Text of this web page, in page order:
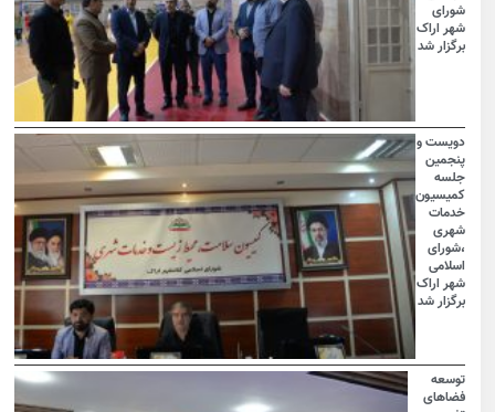
شورای
شهر اراک
برگزار شد
دویست و
پنجمین
جلسه
کمیسیون
خدمات
شهری
،شورای
اسلامی
شهر اراک
برگزار شد
توسعه
فضاهای